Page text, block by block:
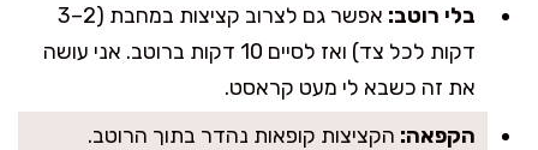
בלי רוטב:
אפשר גם לצרוב קציצות במחבת (2–3
דקות לכל צד) ואז לסיים 10 דקות ברוטב. אני עושה
את זה כשבא לי מעט קראסט.
הקפאה: הקציצות קופאות נהדר בתוך הרוטב.